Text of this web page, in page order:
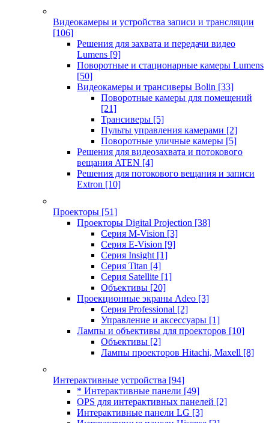
Видеокамеры и устройства записи и трансляции
[106]
Решения для захвата и передачи видео
Lumens [9]
Поворотные и стационарные камеры Lumens
[50]
Видеокамеры и трансиверы Bolin [33]
Поворотные камеры для помещений
[21]
Трансиверы [5]
Пульты управления камерами [2]
Поворотные уличные камеры [5]
Решения для видеозахвата и потокового
вещания ATEN [4]
Решения для потокового вещания и записи
Extron [10]
Проекторы [51]
Проекторы Digital Projection [38]
Серия M-Vision [3]
Серия E-Vision [9]
Серия Insight [1]
Серия Titan [4]
Серия Satellite [1]
Объективы [20]
Проекционные экраны Adeo [3]
Серия Professional [2]
Управление и аксессуары [1]
Лампы и объективы для проекторов [10]
Объективы [2]
Лампы проекторов Hitachi, Maxell [8]
Интерактивные устройства [94]
* Интерактивные панели [49]
OPS для интерактивных панелей [2]
Интерактивные панели LG [3]